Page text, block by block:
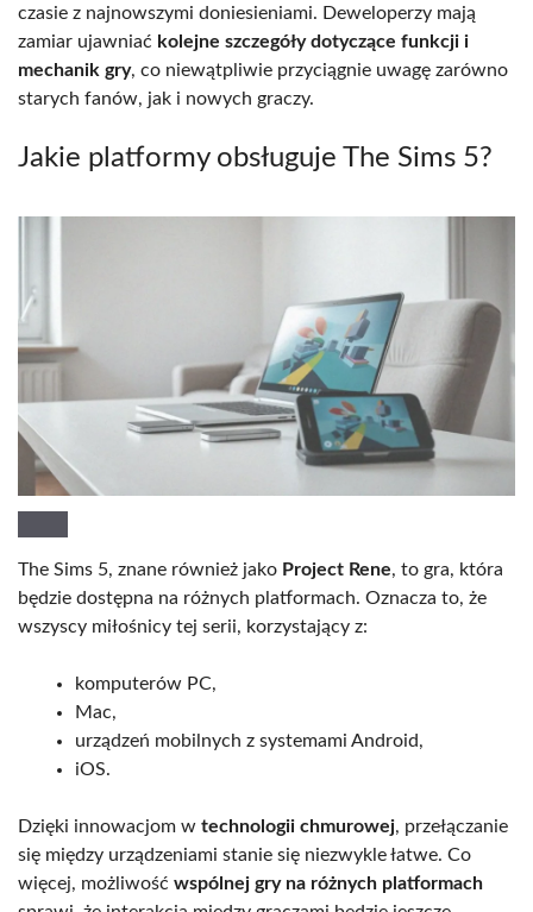
czasie z najnowszymi doniesieniami. Deweloperzy mają
zamiar ujawniać kolejne szczegóły dotyczące funkcji i
mechanik gry, co niewątpliwie przyciągnie uwagę zarówno
starych fanów, jak i nowych graczy.
Jakie platformy obsługuje The Sims 5?
The Sims 5, znane również jako Project Rene, to gra, która
będzie dostępna na różnych platformach. Oznacza to, że
wszyscy miłośnicy tej serii, korzystający z:
komputerów PC,
Mac,
urządzeń mobilnych z systemami Android,
iOS.
Dzięki innowacjom w technologii chmurowej, przełączanie
się między urządzeniami stanie się niezwykle łatwe. Co
więcej, możliwość wspólnej gry na różnych platformach